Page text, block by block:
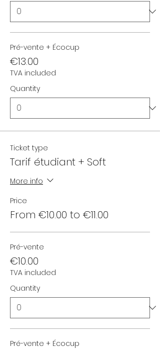
Pré-vente + Écocup
€13.00
TVA included
Quantity
Ticket type
Tarif étudiant + Soft
More info
Price
From €10.00 to €11.00
Pré-vente
€10.00
TVA included
Quantity
Pré-vente + Écocup